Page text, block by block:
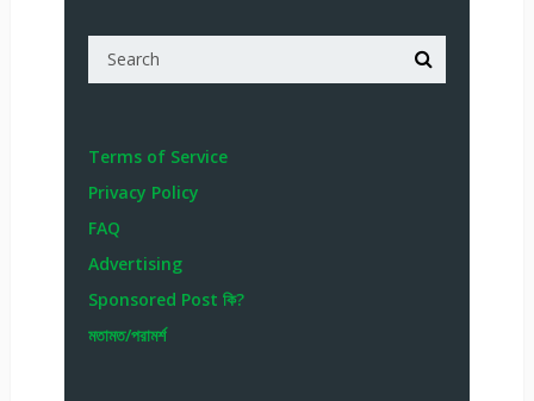
Terms of Service
Privacy Policy
FAQ
Advertising
Sponsored Post কি?
মতামত/পরামর্শ